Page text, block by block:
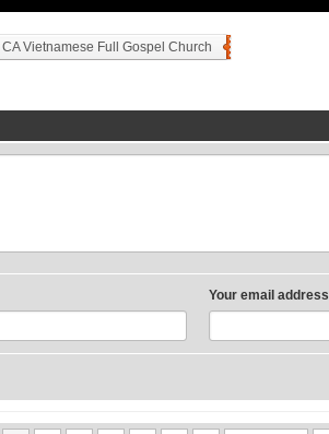
Vietnamese Full Gospel Church
Your email address